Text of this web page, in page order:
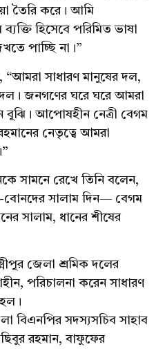
তৈরি করে। আমি
হিসেবে পরিমিত ভাষা
পাচ্ছি না।”
সাধারণ মানুষের দল,
দল। জনগণের ঘরে ঘরে আমরা
বুঝি। আপোষহীন নেত্রী বেগম
নেতৃত্বে আমরা
সামনে রেখে তিনি বলেন,
বোনদের সালাম দিন— বেগম
সালাম, ধানের শীষের
জেলা শ্রমিক দলের
পরিচালনা করেন সাধারণ
বিএনপির সদস্যসচিব সাহাব
রহমান, বাফুফের